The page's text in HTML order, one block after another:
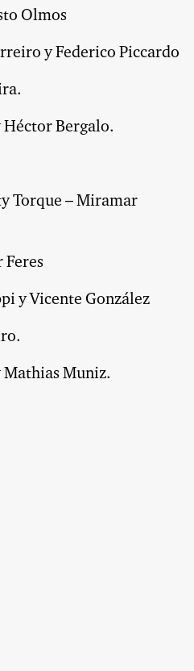
Olmos
y Federico Piccardo
Héctor Bergalo.
Torque – Miramar
y Vicente González
Mathias Muniz.